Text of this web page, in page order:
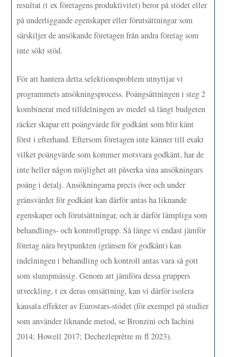
resultat (t ex företagens produktivitet) beror på stödet eller
på underliggande egenskaper eller förutsättningar som
särskiljer de ansökande företagen från andra företag som
inte sökt stöd.
För att hantera detta selektionsproblem utnyttjar vi
programmets ansökningsprocess. Poängsättningen i steg 2
kombinerat med tilldelningen av medel så långt budgeten
räcker skapar ett poängvärde för godkänt som blir känt
först i efterhand. Eftersom företagen inte känner till exakt
vilket poängvärde som kommer motsvara godkänt, har de
inte heller någon möjlighet att påverka sina ansökningars
poäng i detalj. Ansökningarna precis över och under
gränsvärdet för godkänt kan därför antas ha liknande
egenskaper och förutsättningar, och är därför lämpliga som
behandlings- och kontrollgrupp. Så länge vi endast jämför
företag nära brytpunkten (gränsen för godkänt) kan
indelningen i behandling och kontroll antas vara så gott
som slumpmässig. Genom att jämföra dessa gruppers
utveckling, t ex deras omsättning, kan vi därför isolera
kausala effekter av Eurostars-stödet (för exempel på studier
som använder liknande metod, se Bronzini och Iachini
2014; Howell 2017; Dechezleprêtre m fl 2023).